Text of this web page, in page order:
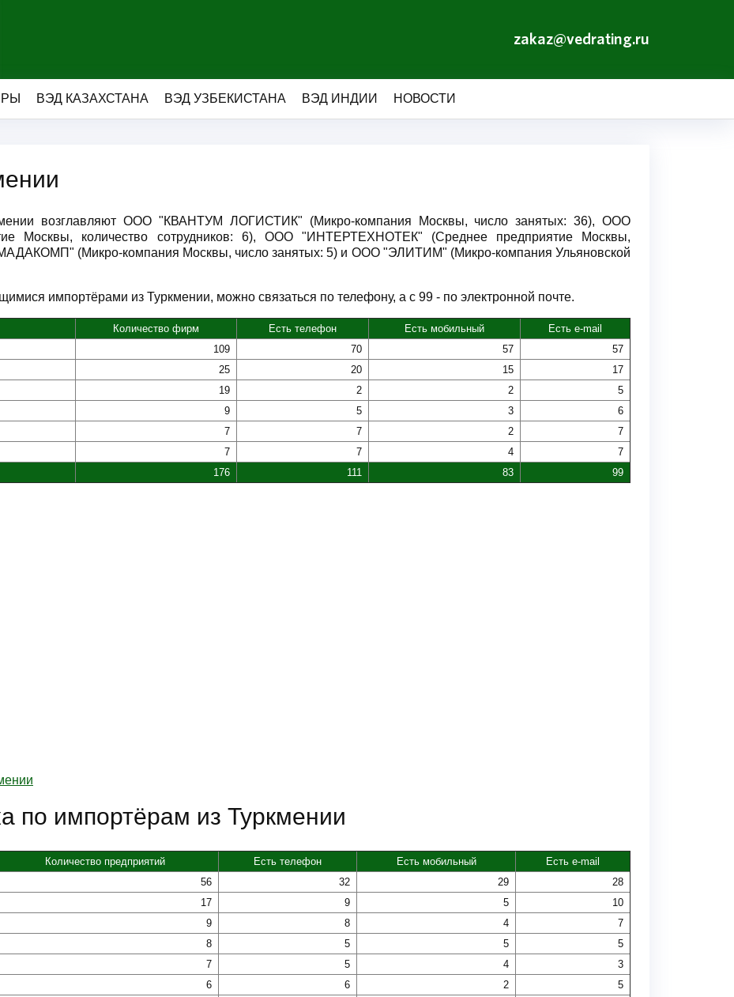
zakaz@vedrating.ru
ВЭД КАЗАХСТАНА ВЭД УЗБЕКИСТАНА ВЭД ИНДИИ НОВОСТИ
возглавляют ООО "КВАНТУМ ЛОГИСТИК" (Микро-компания Москвы, число занятых: 36), ООО
Москвы, количество сотрудников: 6), ООО "ИНТЕРТЕХНОТЕК" (Среднее предприятие Москвы,
(Микро-компания Москвы, число занятых: 5) и ООО "ЭЛИТИМ" (Микро-компания Ульяновской
импортёрами из Туркмении, можно связаться по телефону, а с 99 - по электронной почте.
Количество фирм Есть телефон Есть мобильный
Есть e-mail
109 70 57
57
25 20 15
17
19 2 2
5
9 5 3
6
7 7 2
7
7 7 4
7
176 111 83 99
по импортёрам из Туркмении
Количество предприятий Есть телефон Есть мобильный
Есть e-mail
56 32 29
28
17 9 5
10
9 8 4
7
8 5 5
5
7 5 4
3
6 6 2
5